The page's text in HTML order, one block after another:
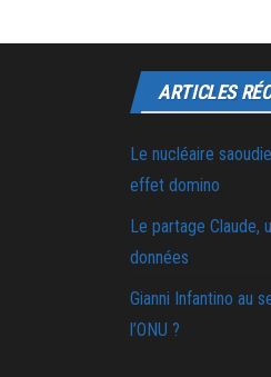
ARTICLES
Le nucléaire
effet domino
Le partage Claude,
données
Gianni Infantino au
l’ONU ?